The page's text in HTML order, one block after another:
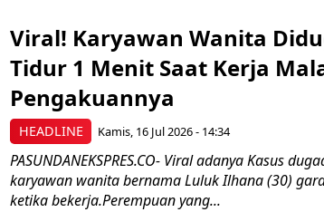
HEADLINE
Viral! Karyawan Wanita
Tidur 1 Menit Saat Kerja
Pengakuannya
Kamis, 16 Jul 2026 - 14:34
PASUNDANEKSPRES.CO- Viral adanya Kasus
karyawan wanita bernama Luluk Ilhana (30)
ketika bekerja.Perempuan yang...